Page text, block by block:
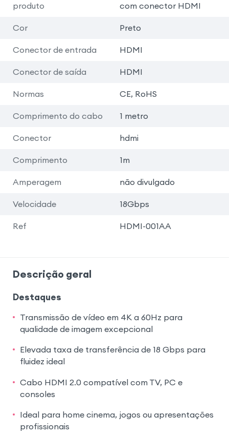
produto
com conector HDMI
Cor Preto
Conector de entrada HDMI
Conector de saída HDMI
Normas CE, RoHS
Comprimento do cabo 1 metro
Conector hdmi
Comprimento 1m
Amperagem não divulgado
Velocidade 18Gbps
Ref HDMI-001AA
Descrição geral
Destaques
Transmissão de vídeo em 4K a 60Hz para
qualidade de imagem excepcional
Elevada taxa de transferência de 18 Gbps para
fluidez ideal
Cabo HDMI 2.0 compatível com TV, PC e
consoles
Ideal para home cinema, jogos ou apresentações
profissionais